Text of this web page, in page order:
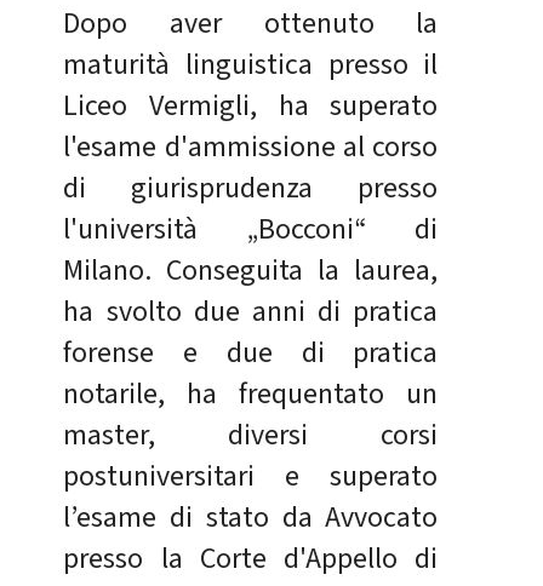
Dopo aver ottenuto la
maturità linguistica presso il
Liceo Vermigli, ha superato
l'esame d'ammissione al corso
di giurisprudenza presso
l'università „Bocconi“ di
Milano. Conseguita la laurea,
ha svolto due anni di pratica
forense e due di pratica
notarile, ha frequentato un
master, diversi corsi
postuniversitari e superato
l’esame di stato da Avvocato
presso la Corte d'Appello di